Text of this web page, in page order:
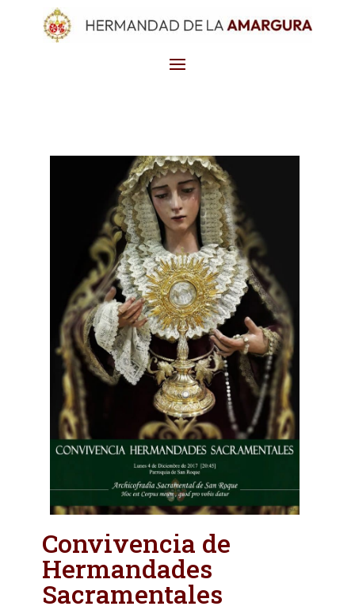
Convivencia de
Hermandades
Sacramentales